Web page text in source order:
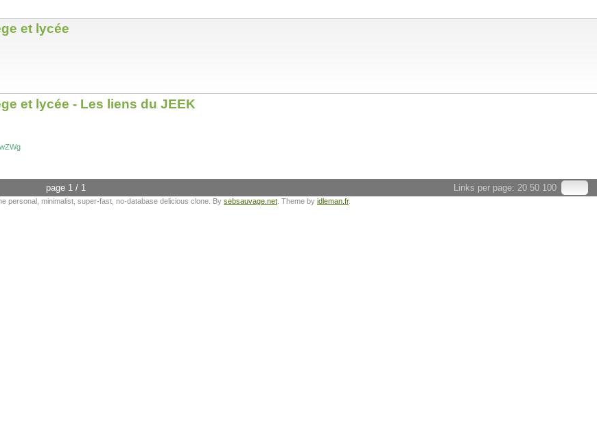
et lycée
et lycée - Les liens du JEEK
Links per page: 20 50 100
page 1 / 1
personal, minimalist, super-fast, no-database delicious clone. By sebsauvage.net . Theme by idleman.fr.